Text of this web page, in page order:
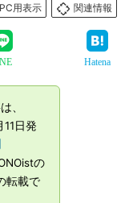
PC用表示
関連情報
Hatena
、
11日発
の
転載で